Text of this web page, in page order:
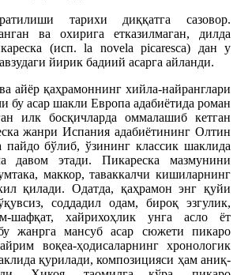
тарихи диққатга сазовор.
ва охирига етказилмаган, дилда
(исп. la novela picaresca) дан у
йирик бадиий асарга айланди.
айёр қаҳрамоннинг хийла-найранглари
бу асар шакли Европа адабиётида роман
илк босқичларда оммалашиб кетган
жанри Испания адабиётининг Олтин
бўлиб, ўзининг классик шаклида
давом этади. Пикареска мазмунини
маккор, таваккалчи кишиларнинг
қилади. Одатда, қаҳрамон энг қуйи
соддадил одам, бироқ эзгулик,
шафқат, хайрихоҳлик унга асло ёт
жанрга мансуб асар сюжети пикаро
воқеа-ҳодисаларнинг хронологик
қурилади, композицияси ҳам аниқ-